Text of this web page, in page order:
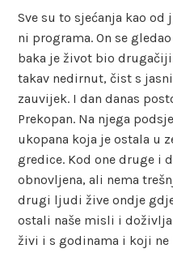
Sve su to sjećanja kao od
ni programa. On se
baka je život bio
takav nedirnut, čist s
zauvijek. I dan danas
Prekopan. Na njega
ukopana koja je ostala u
gredice. Kod one druge i
obnovljena, ali nema
drugi ljudi žive ondje
ostali naše misli i
živi i s godinama i koji